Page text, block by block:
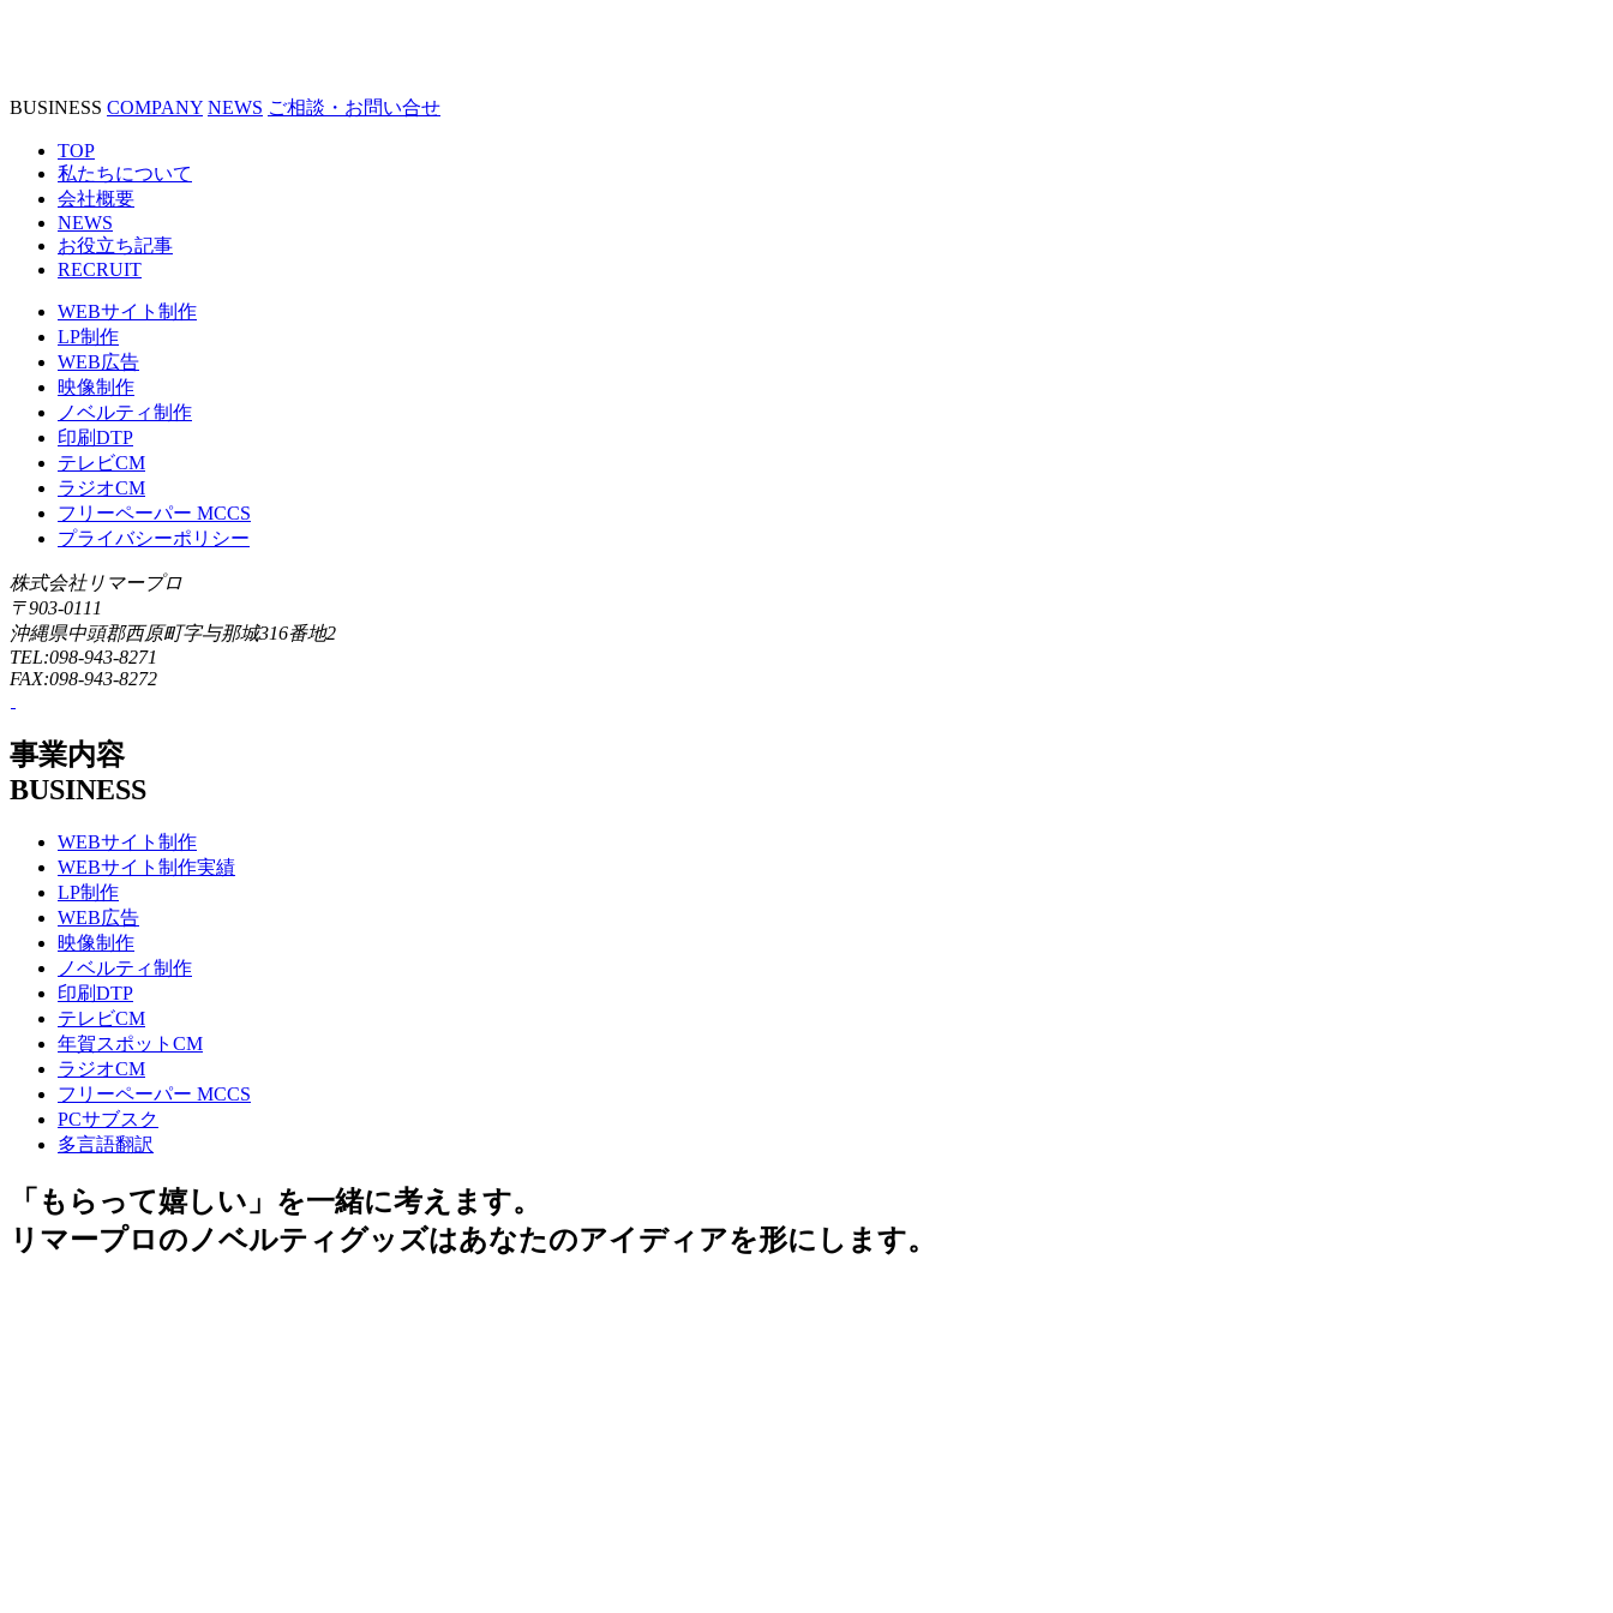
BUSINESS COMPANY NEWS ご相談・お問い合せ
TOP
私たちについて
会社概要
NEWS
お役立ち記事
RECRUIT
WEBサイト制作
LP制作
WEB広告
映像制作
ノベルティ制作
印刷DTP
テレビCM
ラジオCM
フリーペーパー MCCS
プライバシーポリシー
株式会社リマープロ
〒903-0111
沖縄県中頭郡西原町字与那城316番地2
TEL:098-943-8271
FAX:098-943-8272
事業内容
BUSINESS
WEBサイト制作
WEBサイト制作実績
LP制作
WEB広告
映像制作
ノベルティ制作
印刷DTP
テレビCM
年賀スポットCM
ラジオCM
フリーペーパー MCCS
PCサブスク
多言語翻訳
「もらって嬉しい」を一緒に考えます。
リマープロのノベルティグッズはあなたのアイディアを形にします。